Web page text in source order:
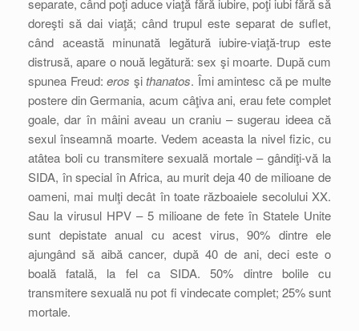
separate, când poţi aduce viaţă fără iubire, poţi iubi fără să
doreşti să dai viaţă; când trupul este separat de suflet,
când această minunată legătură iubire-viaţă-trup este
distrusă, apare o nouă legătură: sex şi moarte. După cum
spunea Freud:eros şithanatos. Îmi amintesc că pe multe
postere din Germania, acum câţiva ani, erau fete complet
goale, dar în mâini aveau un craniu – sugerau ideea că
sexul înseamnă moarte. Vedem aceasta la nivel fizic, cu
atâtea boli cu transmitere sexuală mortale – gândiţi-vă la
SIDA, în special în Africa, au murit deja 40 de milioane de
oameni, mai mulţi decât în toate războaiele secolului XX.
Sau la virusul HPV – 5 milioane de fete în Statele Unite
sunt depistate anual cu acest virus, 90% dintre ele
ajungând să aibă cancer, după 40 de ani, deci este o
boală fatală, la fel ca SIDA. 50% dintre bolile cu
transmitere sexuală nu pot fi vindecate complet; 25% sunt
mortale.